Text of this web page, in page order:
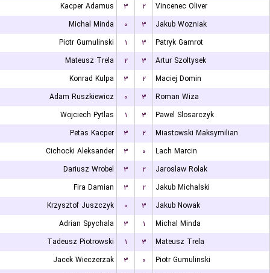
Kacper Adamus
۳ ۲
Vincenec Oliver
Michal Minda
۰ ۳
Jakub Wozniak
Piotr Gumulinski
۱ ۳
Patryk Gamrot
Mateusz Trela
۲ ۳
Artur Szoltysek
Konrad Kulpa
۳ ۲
Maciej Domin
Adam Ruszkiewicz
۰ ۳
Roman Wiza
Wojciech Pytlas
۱ ۳
Pawel Slosarczyk
Petas Kacper
۳ ۲
Miastowski Maksymilian
Cichocki Aleksander
۳ ۰
Lach Marcin
Dariusz Wrobel
۳ ۲
Jaroslaw Rolak
Fira Damian
۳ ۲
Jakub Michalski
Krzysztof Juszczyk
۰ ۳
Jakub Nowak
Adrian Spychala
۳ ۱
Michal Minda
Tadeusz Piotrowski
۱ ۳
Mateusz Trela
Jacek Wieczerzak
۳ ۰
Piotr Gumulinski